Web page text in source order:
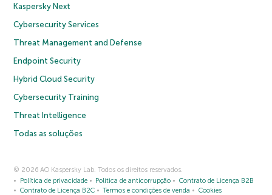
Kaspersky Next
Cybersecurity Services
Threat Management and Defense
Endpoint Security
Hybrid Cloud Security
Cybersecurity Training
Threat Intelligence
Todas as soluções
© 2026 AO Kaspersky Lab. Todos os direitos reservados.
Política de privacidade
Política de anticorrupção
Contrato de Licença B2B
Contrato de Licença B2C
Termos e condições de venda Cookies